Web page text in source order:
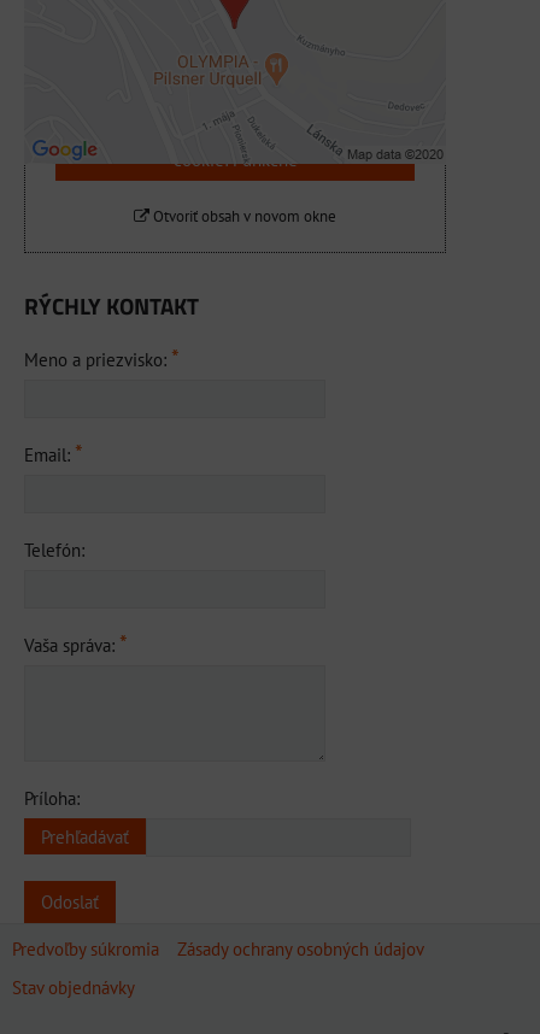
Prajete si načítať externý obsah?
Povoliť tentokrát
Povoliť a zapamätať - súhlas s druhom
cookie: Funkčné
Otvoriť obsah v novom okne
RÝCHLY KONTAKT
Meno a priezvisko: *
Email: *
Telefón:
Vaša správa: *
Príloha:
Odoslať
Predvoľby súkromia
Zásady ochrany osobných údajov
Stav objednávky